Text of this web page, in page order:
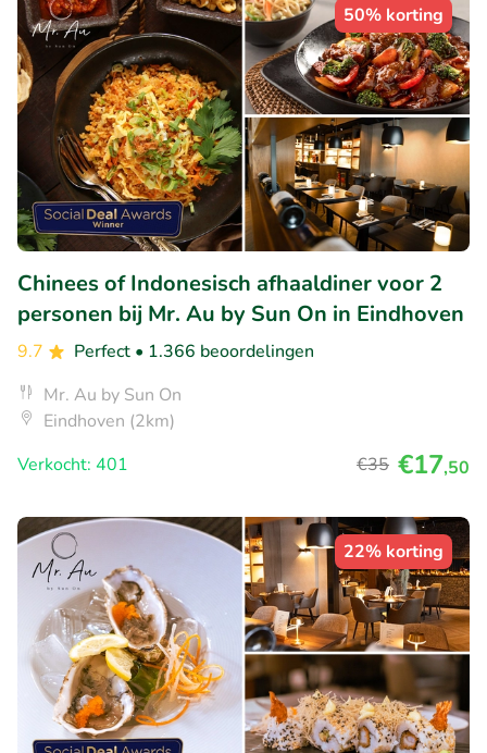
50% korting
Chinees of Indonesisch afhaaldiner voor 2
personen bij Mr. Au by Sun On in Eindhoven
9.7 Perfect • 1.366 beoordelingen
Mr. Au by Sun On
Eindhoven (2km)
Verkocht: 401
€35 €17,50
22% korting